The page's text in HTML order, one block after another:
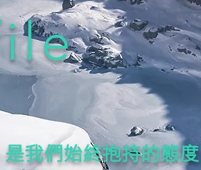
我們始終抱持的態度